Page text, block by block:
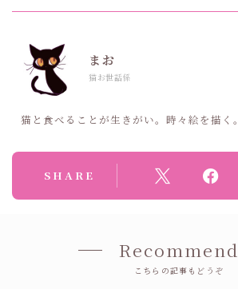
まお
猫お世話係
猫と食べることが生きがい。時々絵を描く。
SHARE
Recommend
こちらの記事もどうぞ